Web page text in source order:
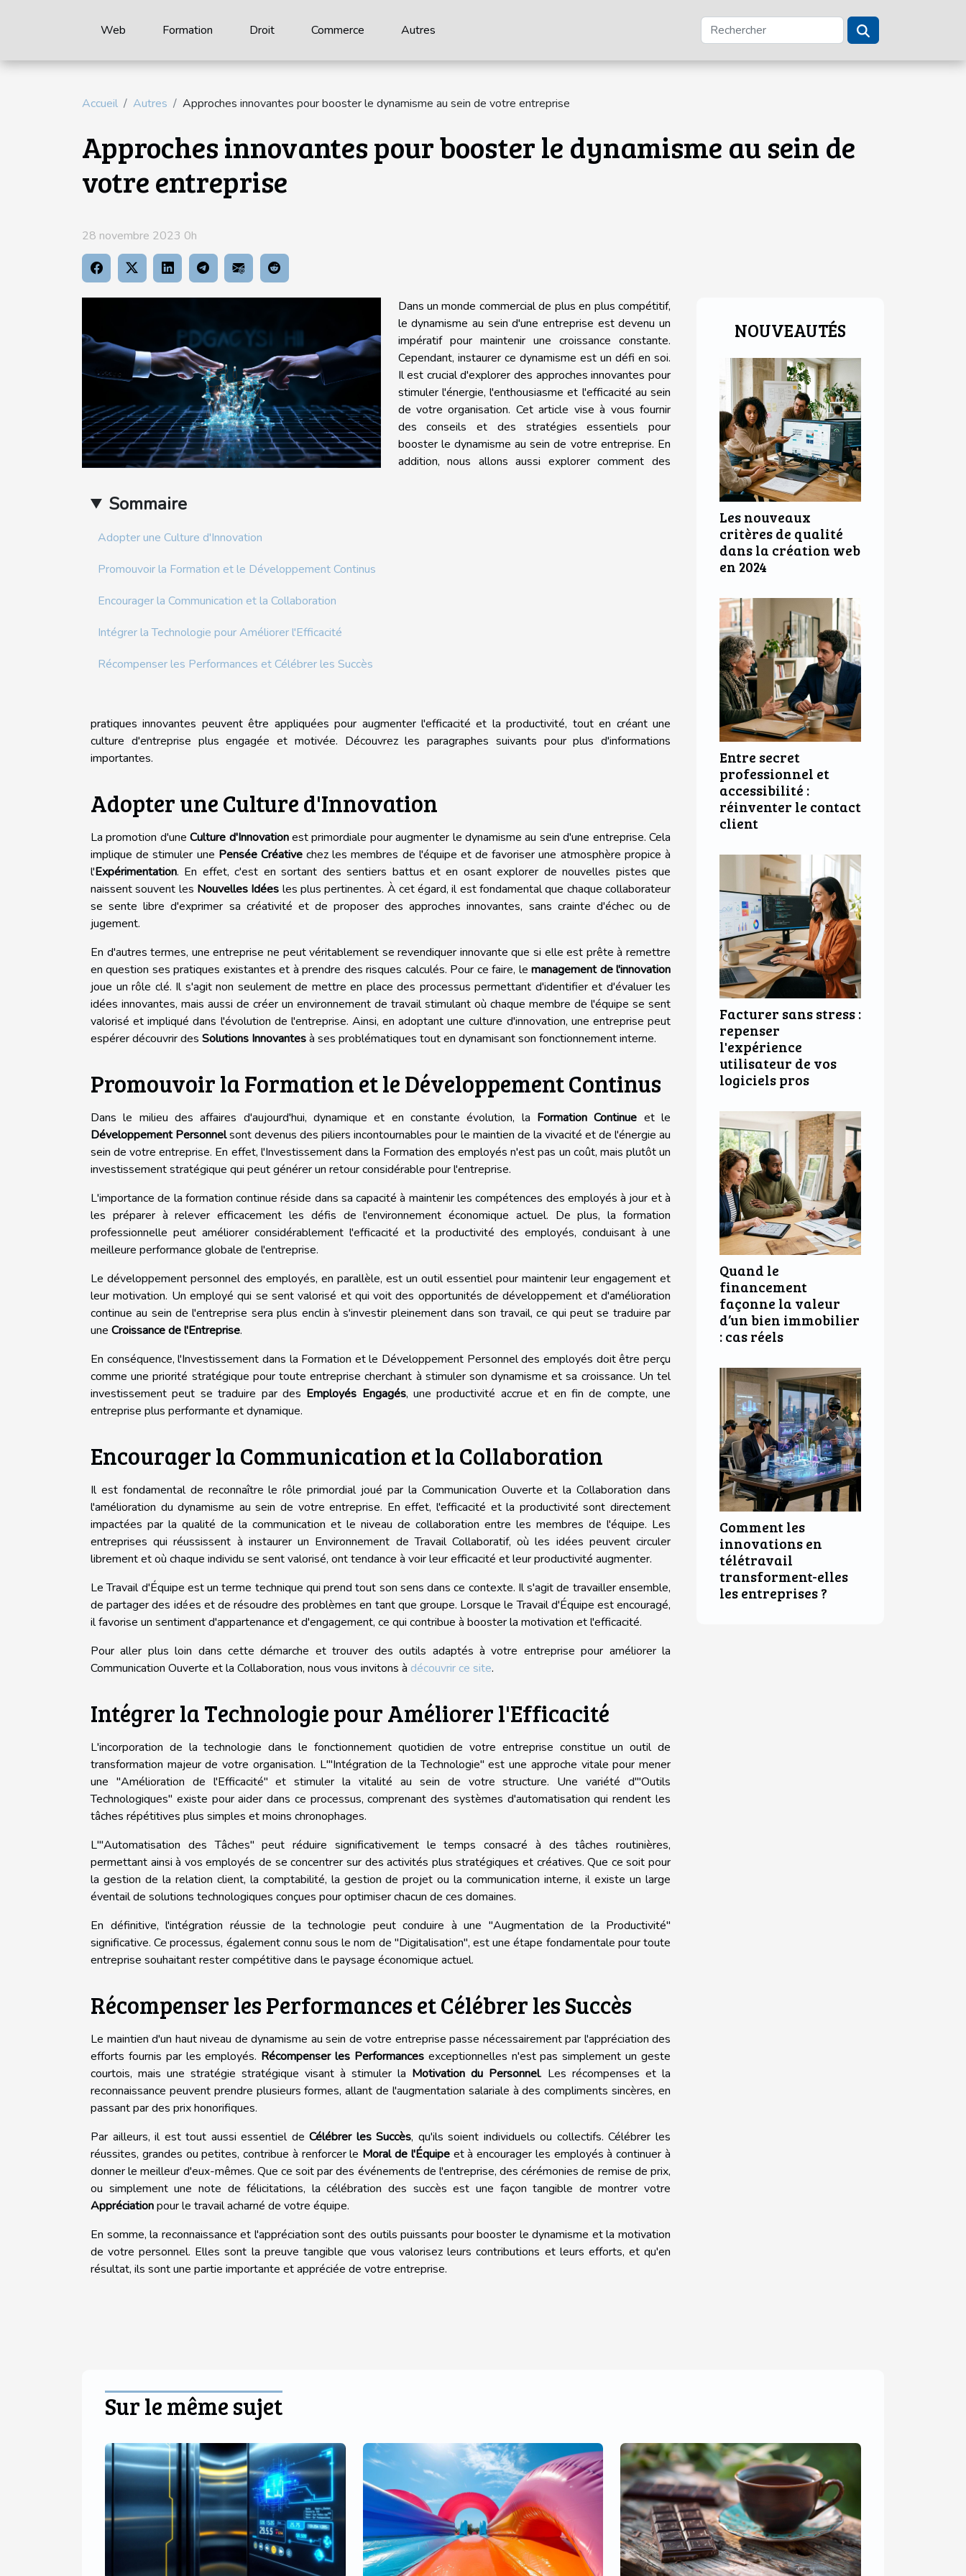
Web Formation Droit Commerce Autres
Accueil Autres Approches innovantes pour booster le dynamisme au sein de votre entreprise
Approches innovantes pour booster le dynamisme au sein de
votre entreprise
28 novembre 2023 0h
Sommaire
Adopter une Culture d'Innovation
Promouvoir la Formation et le Développement Continus
Encourager la Communication et la Collaboration
Intégrer la Technologie pour Améliorer l'Efficacité
Récompenser les Performances et Célébrer les Succès
Dans un monde commercial de plus en plus compétitif,
le dynamisme au sein d'une entreprise est devenu un
impératif pour maintenir une croissance constante.
Cependant, instaurer ce dynamisme est un défi en soi.
Il est crucial d'explorer des approches innovantes pour
stimuler l'énergie, l'enthousiasme et l'efficacité au sein
de votre organisation. Cet article vise à vous fournir
des conseils et des stratégies essentiels pour
booster le dynamisme au sein de votre entreprise. En
addition, nous allons aussi explorer comment des
pratiques innovantes peuvent être appliquées pour augmenter l'efficacité et la productivité, tout en créant une
culture d'entreprise plus engagée et motivée. Découvrez les paragraphes suivants pour plus d'informations
importantes.
Adopter une Culture d'Innovation
La promotion d'uneCulture d'Innovationest primordiale pour augmenter le dynamisme au sein d'une entreprise. Cela
implique de stimuler une Pensée Créativechez les membres de l'équipe et de favoriser une atmosphère propice à
l'Expérimentation. En effet, c'est en sortant des sentiers battus et en osant explorer de nouvelles pistes que
naissent souvent les Nouvelles Idées les plus pertinentes. À cet égard, il est fondamental que chaque collaborateur
se sente libre d'exprimer sa créativité et de proposer des approches innovantes, sans crainte d'échec ou de
jugement.
En d'autres termes, une entreprise ne peut véritablement se revendiquer innovante que si elle est prête à remettre
en question ses pratiques existantes et à prendre des risques calculés. Pour ce faire, lemanagement de l'innovation
joue un rôle clé. Il s'agit non seulement de mettre en place des processus permettant d'identifier et d'évaluer les
idées innovantes, mais aussi de créer un environnement de travail stimulant où chaque membre de l'équipe se sent
valorisé et impliqué dans l'évolution de l'entreprise. Ainsi, en adoptant une culture d'innovation, une entreprise peut
espérer découvrir des Solutions Innovantesà ses problématiques tout en dynamisant son fonctionnement interne.
Promouvoir la Formation et le Développement Continus
Dans le milieu des affaires d'aujourd'hui, dynamique et en constante évolution, la Formation Continue et le
Développement Personnelsont devenus des piliers incontournables pour le maintien de la vivacité et de l'énergie au
sein de votre entreprise. En effet, l'Investissement dans la Formation des employés n'est pas un coût, mais plutôt un
investissement stratégique qui peut générer un retour considérable pour l'entreprise.
L'importance de la formation continue réside dans sa capacité à maintenir les compétences des employés à jour et à
les préparer à relever efficacement les défis de l'environnement économique actuel. De plus, la formation
professionnelle peut améliorer considérablement l'efficacité et la productivité des employés, conduisant à une
meilleure performance globale de l'entreprise.
Le développement personnel des employés, en parallèle, est un outil essentiel pour maintenir leur engagement et
leur motivation. Un employé qui se sent valorisé et qui voit des opportunités de développement et d'amélioration
continue au sein de l'entreprise sera plus enclin à s'investir pleinement dans son travail, ce qui peut se traduire par
une Croissance de l'Entreprise.
En conséquence, l'Investissement dans la Formation et le Développement Personnel des employés doit être perçu
comme une priorité stratégique pour toute entreprise cherchant à stimuler son dynamisme et sa croissance. Un tel
investissement peut se traduire par des Employés Engagés, une productivité accrue et en fin de compte, une
entreprise plus performante et dynamique.
Encourager la Communication et la Collaboration
Il est fondamental de reconnaître le rôle primordial joué par la Communication Ouverte et la Collaboration dans
l'amélioration du dynamisme au sein de votre entreprise. En effet, l'efficacité et la productivité sont directement
impactées par la qualité de la communication et le niveau de collaboration entre les membres de l'équipe. Les
entreprises qui réussissent à instaurer un Environnement de Travail Collaboratif, où les idées peuvent circuler
librement et où chaque individu se sent valorisé, ont tendance à voir leur efficacité et leur productivité augmenter.
Le Travail d'Équipe est un terme technique qui prend tout son sens dans ce contexte. Il s'agit de travailler ensemble,
de partager des idées et de résoudre des problèmes en tant que groupe. Lorsque le Travail d'Équipe est encouragé,
il favorise un sentiment d'appartenance et d'engagement, ce qui contribue à booster la motivation et l'efficacité.
Pour aller plus loin dans cette démarche et trouver des outils adaptés à votre entreprise pour améliorer la
Communication Ouverte et la Collaboration, nous vous invitons à découvrir ce site.
Intégrer la Technologie pour Améliorer l'Efficacité
L'incorporation de la technologie dans le fonctionnement quotidien de votre entreprise constitue un outil de
transformation majeur de votre organisation. L'"Intégration de la Technologie" est une approche vitale pour mener
une "Amélioration de l'Efficacité" et stimuler la vitalité au sein de votre structure. Une variété d'"Outils
Technologiques" existe pour aider dans ce processus, comprenant des systèmes d'automatisation qui rendent les
tâches répétitives plus simples et moins chronophages.
L'"Automatisation des Tâches" peut réduire significativement le temps consacré à des tâches routinières,
permettant ainsi à vos employés de se concentrer sur des activités plus stratégiques et créatives. Que ce soit pour
la gestion de la relation client, la comptabilité, la gestion de projet ou la communication interne, il existe un large
éventail de solutions technologiques conçues pour optimiser chacun de ces domaines.
En définitive, l'intégration réussie de la technologie peut conduire à une "Augmentation de la Productivité"
significative. Ce processus, également connu sous le nom de "Digitalisation", est une étape fondamentale pour toute
entreprise souhaitant rester compétitive dans le paysage économique actuel.
Récompenser les Performances et Célébrer les Succès
Le maintien d'un haut niveau de dynamisme au sein de votre entreprise passe nécessairement par l'appréciation des
efforts fournis par les employés. Récompenser les Performancesexceptionnelles n'est pas simplement un geste
courtois, mais une stratégie stratégique visant à stimuler la Motivation du Personnel. Les récompenses et la
reconnaissance peuvent prendre plusieurs formes, allant de l'augmentation salariale à des compliments sincères, en
passant par des prix honorifiques.
Par ailleurs, il est tout aussi essentiel deCélébrer les Succès, qu'ils soient individuels ou collectifs. Célébrer les
réussites, grandes ou petites, contribue à renforcer le Moral de l'Équipeet à encourager les employés à continuer à
donner le meilleur d'eux-mêmes. Que ce soit par des événements de l'entreprise, des cérémonies de remise de prix,
ou simplement une note de félicitations, la célébration des succès est une façon tangible de montrer votre
Appréciationpour le travail acharné de votre équipe.
En somme, la reconnaissance et l'appréciation sont des outils puissants pour booster le dynamisme et la motivation
de votre personnel. Elles sont la preuve tangible que vous valorisez leurs contributions et leurs efforts, et qu'en
résultat, ils sont une partie importante et appréciée de votre entreprise.
NOUVEAUTÉS
Les nouveaux
critères de qualité
dans la création web
en 2024
Entre secret
professionnel et
accessibilité :
réinventer le contact
client
Facturer sans stress :
repenser
l'expérience
utilisateur de vos
logiciels pros
Quand le
financement
façonne la valeur
d’un bien immobilier
: cas réels
Comment les
innovations en
télétravail
transforment-elles
les entreprises ?
Sur le même sujet